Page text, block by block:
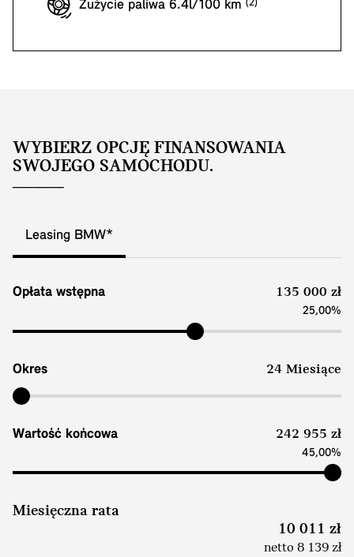
Zużycie paliwa 6.4l/100 km
WYBIERZ OPCJĘ FINANSOWANIA
SWOJEGO SAMOCHODU.
Leasing BMW*
Opłata wstępna 135 000 zł
25,00%
Okres 24 Miesiące
Wartość końcowa 242 955 zł
45,00%
Miesięczna rata
10 011 zł
netto 8 139 zł